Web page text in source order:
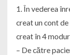
1. În vederea
creat un cont
creat în 4
– De către